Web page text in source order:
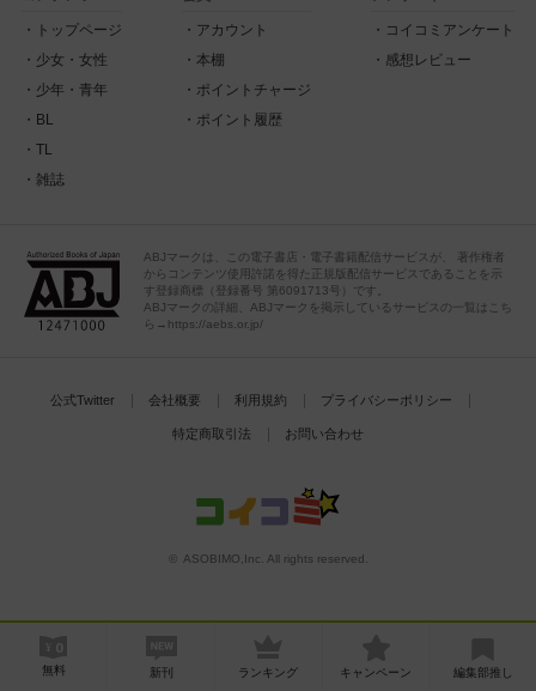
無料 新刊 ランキング キャンペーン 編集部推し
トップページ
少女・女性
少年・青年
BL
TL
雑誌
アカウント
本棚
ポイントチャージ
ポイント履歴
コイコミアンケート
感想レビュー
ABJマークは、この電子書店・電子書籍配信サービスが、 著作権者
からコンテンツ使用許諾を得た正規版配信サービスであることを示
す登録商標（登録番号 第6091713号）です。
ABJマークの詳細、ABJマークを掲示しているサービスの一覧はこち
ら→https://aebs.or.jp/
公式Twitter 会社概要 利用規約 プライバシーポリシー
特定商取引法 お問い合わせ
© ASOBIMO,Inc. All rights reserved.